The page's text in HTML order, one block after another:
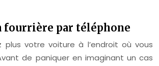
fourrière par téléphone
plus votre voiture à l’endroit où vous
de paniquer en imaginant un cas